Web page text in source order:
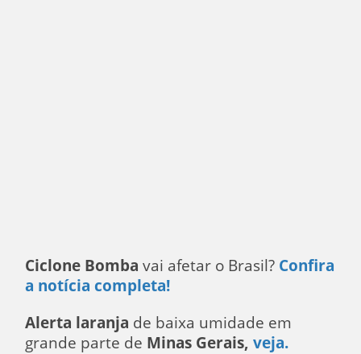
Ciclone Bombavai afetar o Brasil? Confira
a notícia completa!
Alerta laranja de baixa umidade em
grande parte de Minas Gerais,veja.